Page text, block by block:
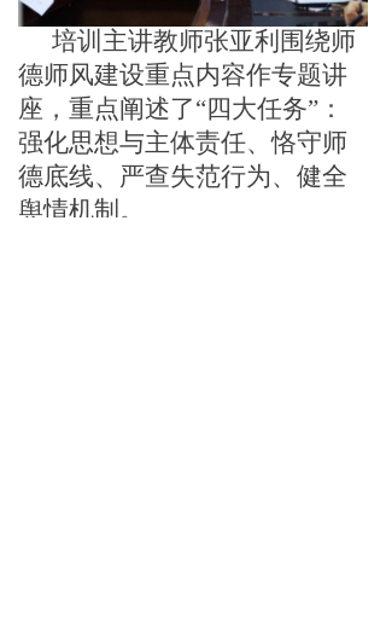
培训主讲教师张亚利围绕师
德师风建设重点内容作专题讲
座 ，重点阐述了“四大任务”：
强化思想与主体责任、恪守师
德底线、严查失范行为、健全
舆情机制。